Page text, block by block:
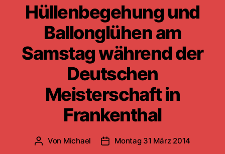
Hüllenbegehung und
Ballonglühen am
Samstag während der
Deutschen
Meisterschaft in
Frankenthal
Beitragsautor
Von Michael Beitragsdatum
Montag 31 März 2014